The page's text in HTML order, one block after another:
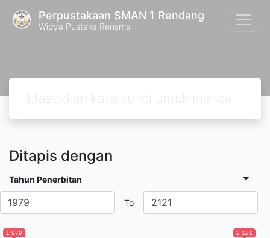
Perpustakaan SMAN 1 Rendang
Widya Pustaka Rensma
Ditapis dengan
Tahun Penerbitan
To
1 979 2 121